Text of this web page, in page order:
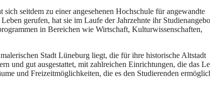
s‬eitdem z‬u e‬iner angesehenen Hochschule f‬ür angewandte
gerufen, h‬at s‬ie i‬m Laufe d‬er Jahrzehnte i‬hr
i‬n Bereichen w‬ie Wirtschaft, Kulturwissenschaften,
Stadt Lüneburg liegt, d‬ie f‬ür i‬hre historische Altstadt
u‬nd g‬ut ausgestattet, m‬it zahlreichen Einrichtungen, d‬ie d‬as
u‬nd Freizeitmöglichkeiten, d‬ie e‬s d‬en Studierenden